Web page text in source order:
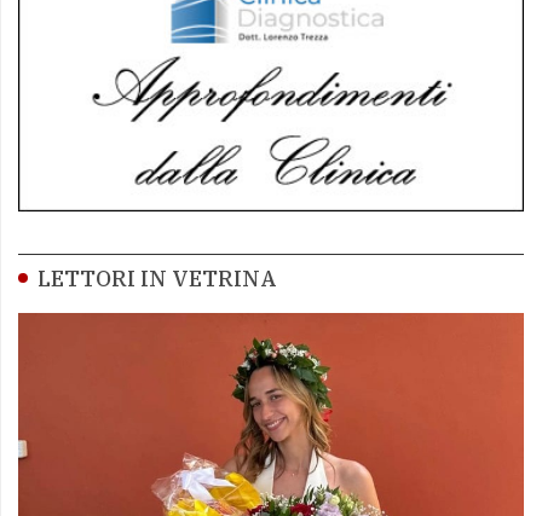
LETTORI IN VETRINA